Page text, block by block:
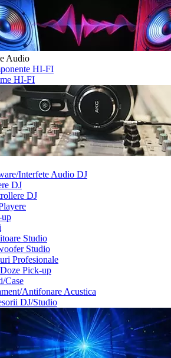
Audio
HI-FI
HI-FI
Interfete Audio DJ
DJ
DJ
Studio
Studio
Profesionale
Pick-up
Case
Antifonare Acustica
DJ/Studio